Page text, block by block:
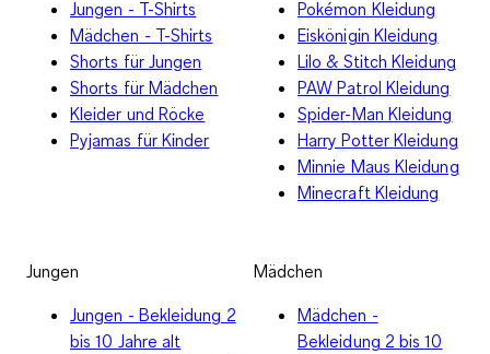
Jungen - T-Shirts
Mädchen - T-Shirts
Shorts für Jungen
Shorts für Mädchen
Kleider und Röcke
Pyjamas für Kinder
Pokémon Kleidung
Eiskönigin Kleidung
Lilo & Stitch Kleidung
PAW Patrol Kleidung
Spider-Man Kleidung
Harry Potter Kleidung
Minnie Maus Kleidung
Minecraft Kleidung
Jungen
Jungen - Bekleidung 2
bis 10 Jahre alt
Mädchen
Mädchen -
Bekleidung 2 bis 10